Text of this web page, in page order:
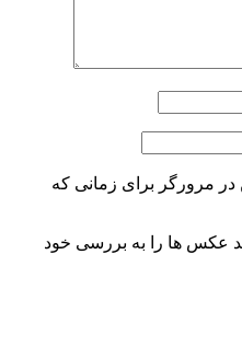
در مرورگر برای زمانی که
عکس ها را به بررسی خود